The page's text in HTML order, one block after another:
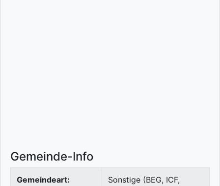
Gemeinde-Info
Gemeindeart:
Sonstige (BEG, ICF,